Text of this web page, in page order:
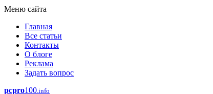
Меню сайта
Главная
Все статьи
Контакты
О блоге
Реклама
Задать вопрос
pcpro100.info